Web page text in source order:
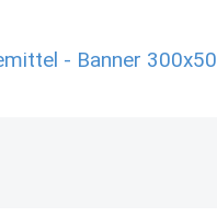
- Banner 300x50